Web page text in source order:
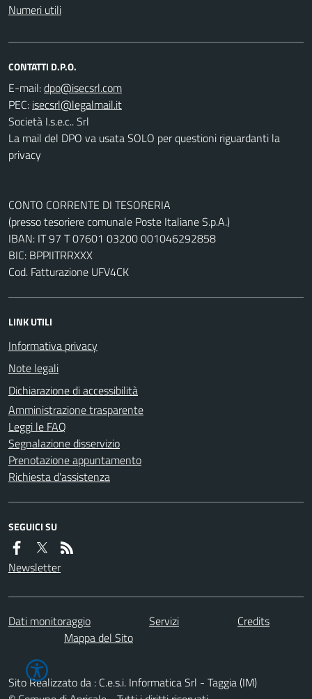
Numeri utili
CONTATTI D.P.O.
E-mail:
PEC:
Società I.s.e.c.. Srl
La mail del DPO va usata SOLO per questioni riguardanti la
privacy
CONTO CORRENTE DI TESORERIA
(presso tesoriere comunale Poste Italiane S.p.A.)
IBAN: IT 97 T 07601 03200 001046292858
BIC: BPPIITRRXXX
Cod. Fatturazione UFV4CK
LINK UTILI
Informativa privacy
Note legali
Dichiarazione di accessibilità
Amministrazione trasparente
Leggi le FAQ
Segnalazione disservizio
Prenotazione appuntamento
Richiesta d'assistenza
SEGUICI SU
Newsletter
Dati monitoraggio Servizi
Credits
Mappa del Sito
Sito Realizzato da : C.e.s.i. Informatica Srl - Taggia (IM)